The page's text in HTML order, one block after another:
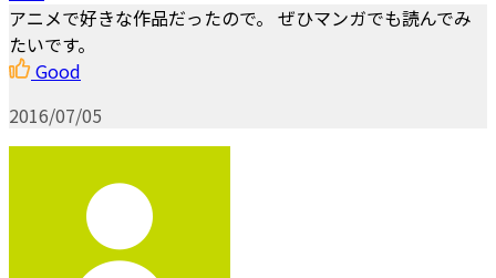
アニメで好きな作品だったので。 ぜひマンガでも読んでみ
たいです。
Good
2016/07/05